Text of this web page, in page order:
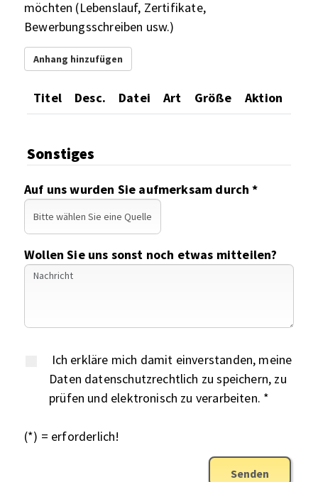
möchten (Lebenslauf, Zertifikate,
Bewerbungsschreiben usw.)
Anhang hinzufügen
Titel Desc. Datei Art Größe Aktion
Sonstiges
Auf uns wurden Sie aufmerksam durch *
Wollen Sie uns sonst noch etwas mitteilen?
Ich erkläre mich damit einverstanden, meine
Daten datenschutzrechtlich zu speichern, zu
prüfen und elektronisch zu verarbeiten. *
(*) = erforderlich!
Senden